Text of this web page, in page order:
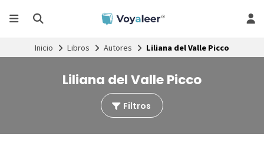
Inicio Libros Autores Liliana del Valle Picco
Liliana del Valle Picco
Filtros